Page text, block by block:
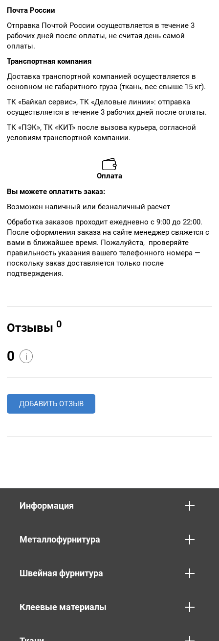
Почта России
Отправка Почтой России осуществляется в течение 3
рабочих дней после оплаты, не считая день самой
оплаты.
Транспортная компания
Доставка транспортной компанией осуществляется в
основном не габаритного груза (ткань, вес свыше 15 кг).
ТК «Байкал сервис», ТК «Деловые линии»: отправка
осуществляется в течение 3 рабочих дней после оплаты.
ТК «ПЭК», ТК «КИТ» после вызова курьера, согласной
условиям транспортной компании.
Оплата
Вы можете оплатить заказ:
Возможен наличный или безналичный расчет
Обработка заказов проходит ежедневно с 9:00 до 22:00.
После оформления заказа на сайте менеджер свяжется с
вами в ближайшее время. Пожалуйста, проверяйте
правильность указания вашего телефонного номера —
поскольку заказ доставляется только после
подтверждения.
Отзывы 0
0 i
ДОБАВИТЬ ОТЗЫВ
Информация
Металлофурнитура
Швейная фурнитура
Клеевые материалы